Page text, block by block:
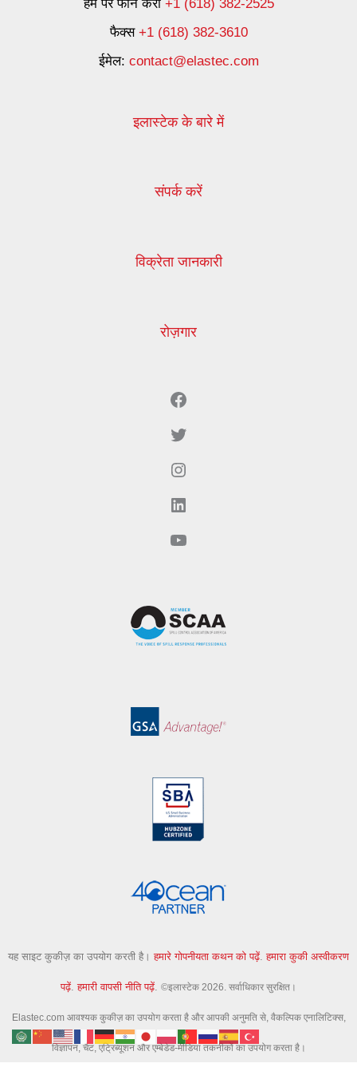
हमें पर फोन करो +1 (618) 382-2525
फैक्स +1 (618) 382-3610
ईमेल: contact@elastec.com
इलास्टेक के बारे में
संपर्क करें
विक्रेता जानकारी
रोज़गार
Facebook
ट्विटर
Instagram
LinkedIn
YouTube
यह साइट कुकीज़ का उपयोग करती है।हमारे गोपनीयता कथन को पढ़ें.हमारा कुकी अस्वीकरण
पढ़ें.हमारी वापसी नीति पढ़ें. ©इलास्टेक 2026. सर्वाधिकार सुरक्षित।
Elastec.com आवश्यक कुकीज़ का उपयोग करता है और आपकी अनुमति से, वैकल्पिक एनालिटिक्स,
विज्ञापन, चैट, एट्रिब्यूशन और एम्बेडेड-मीडिया तकनीकों का उपयोग करता है।